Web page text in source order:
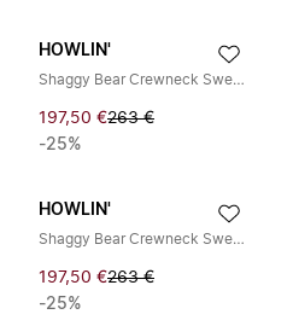
HOWLIN'
Shaggy Bear Crewneck Sweater
197,50 €263 €
-25%
HOWLIN'
Shaggy Bear Crewneck Sweater
197,50 €263 €
-25%